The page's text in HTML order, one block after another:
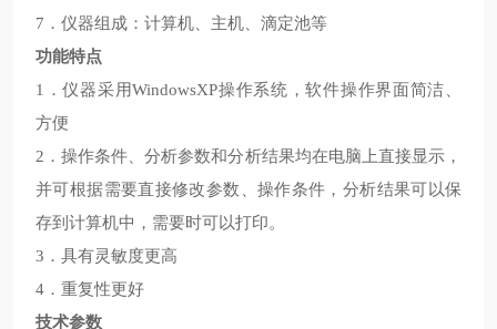
7．仪器组成：计算机、主机、滴定池等
功能特点
1．仪器采用WindowsXP操作系统，软件操作界面简洁、
方便
2．操作条件、分析参数和分析结果均在电脑上直接显示，
并可根据需要直接修改参数、操作条件，分析结果可以保
存到计算机中，需要时可以打印。
3．具有灵敏度更高
4．重复性更好
技术参数